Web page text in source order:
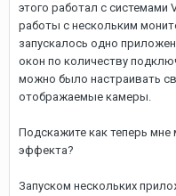
этого работал с системами
работы с нескольким
запускалось одно
окон по количеству
можно было настраивать
отображаемые камеры.
Подскажите как теперь
эффекта?
Запуском нескольких